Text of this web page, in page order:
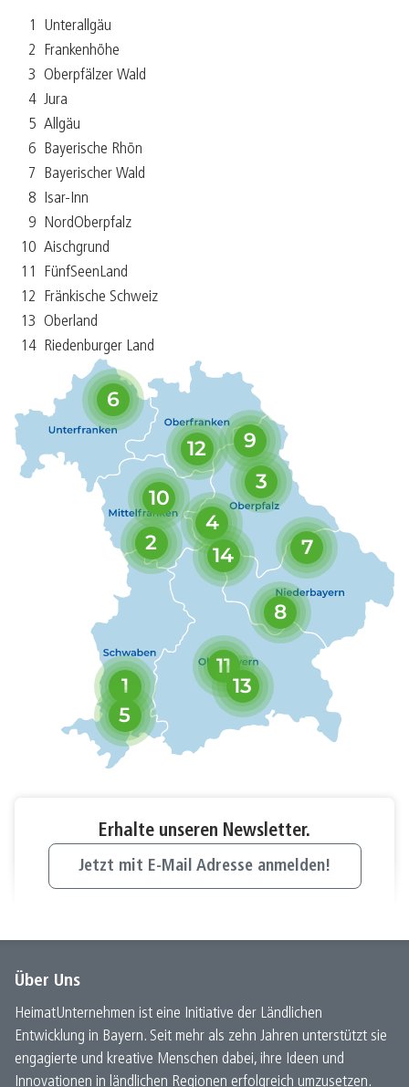
1
Unterallgäu
2 Frankenhöhe
3 Oberpfälzer Wald
4 Jura
5 Allgäu
6 Bayerische Rhön
7 Bayerischer Wald
8 Isar-Inn
9 NordOberpfalz
10 Aischgrund
11
FünfSeenLand
12 Fränkische Schweiz
13 Oberland
14 Riedenburger Land
1
2
3
4
5
6
7
8
9
10
11
12
13
14
Erhalte unseren Newsletter.
Jetzt mit E-Mail Adresse anmelden!
Über Uns
HeimatUnternehmen ist eine Initiative der Ländlichen
Entwicklung in Bayern. Seit mehr als zehn Jahren unterstützt sie
engagierte und kreative Menschen dabei, ihre Ideen und
Innovationen in ländlichen Regionen erfolgreich umzusetzen.